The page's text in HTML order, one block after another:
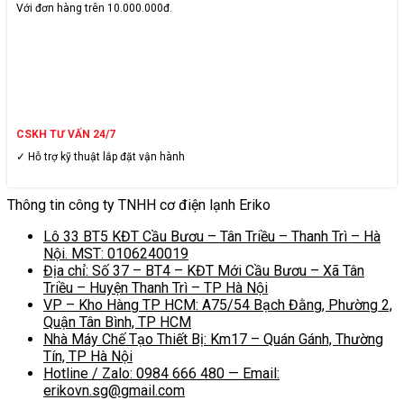
Với đơn hàng trên 10.000.000đ.
CSKH TƯ VẤN 24/7
✓ Hỗ trợ kỹ thuật lắp đặt vận hành
Thông tin công ty TNHH cơ điện lạnh Eriko
Lô 33 BT5 KĐT Cầu Bươu – Tân Triều – Thanh Trì – Hà
Nội. MST: 0106240019
Địa chỉ: Số 37 – BT4 – KĐT Mới Cầu Bươu – Xã Tân
Triều – Huyện Thanh Trì – TP Hà Nội
VP – Kho Hàng TP HCM: A75/54 Bạch Đằng, Phường 2,
Quận Tân Bình, TP HCM
Nhà Máy Chế Tạo Thiết Bị: Km17 – Quán Gánh, Thường
Tín, TP Hà Nội
Hotline / Zalo: 0984 666 480 — Email:
erikovn.sg@gmail.com